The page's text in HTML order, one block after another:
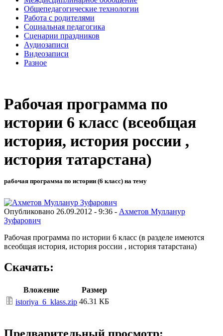
Общепедагогические технологии
Работа с родителями
Социальная педагогика
Сценарии праздников
Аудиозаписи
Видеозаписи
Разное
Рабочая программа по
истории 6 класс (всеобщая
история, история россии ,
история татарстана)
рабочая программа по истории (6 класс) на тему
Опубликовано 26.09.2012 - 9:36 - Ахметов Мулланур
Зуфарович
Рабочая программа по истории 6 класс (в разделе имеются
всеобщая история, история россии , история татарстана)
Скачать:
Вложение
Размер
istoriya_6_klass.zip 46.31 КБ